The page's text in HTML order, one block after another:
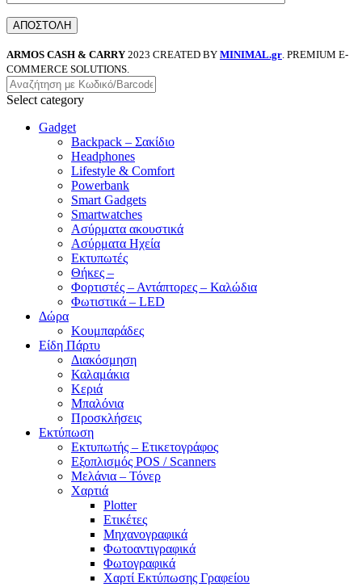
ARMOS CASH & CARRY 2023 CREATED BY MINIMAL.gr . PREMIUM E-
COMMERCE SOLUTIONS.
Select category
Gadget
Backpack – Σακίδιο
Headphones
Lifestyle & Comfort
Powerbank
Smart Gadgets
Smartwatches
Ασύρματα ακουστικά
Ασύρματα Ηχεία
Εκτυπωτές
Θήκες –
Φορτιστές – Αντάπτορες – Καλώδια
Φωτιστικά – LED
Δώρα
Κουμπαράδες
Είδη Πάρτυ
Διακόσμηση
Καλαμάκια
Κεριά
Μπαλόνια
Προσκλήσεις
Εκτύπωση
Εκτυπωτής – Ετικετογράφος
Εξοπλισμός POS / Scanners
Μελάνια – Τόνερ
Χαρτιά
Plotter
Ετικέτες
Μηχανογραφικά
Φωτοαντιγραφικά
Φωτογραφικά
Χαρτί Εκτύπωσης Γραφείου